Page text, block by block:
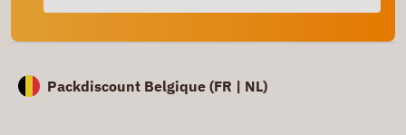
Packdiscount Belgique (FR | NL)